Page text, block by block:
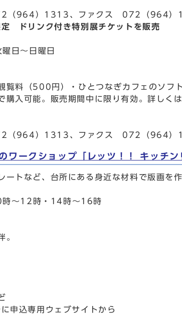
（964）1313、ファクス 072（964
ドリンク付き特別展チケットを販売
日～日曜日
覧料（500円）・ひとつなぎカフェのソフ
購入可能。販売期間中に限り有効。詳しく
（964）1313、ファクス 072（964
ワークショップ「レッツ！！ キッチン
ートなど、台所にある身近な材料で版画を
～12時・14時～16時
。
申込専用ウェブサイトから